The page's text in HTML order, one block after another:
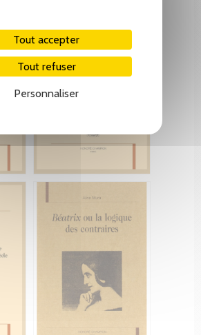
Tout accepter
Tout refuser
Personnaliser